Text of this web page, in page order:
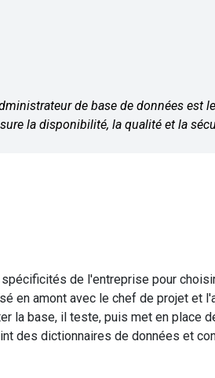
de base de données est
la disponibilité, la qualité et la
de l'entreprise pour
en amont avec le chef de projet et
la base, il teste, puis met en place
des dictionnaires de données et